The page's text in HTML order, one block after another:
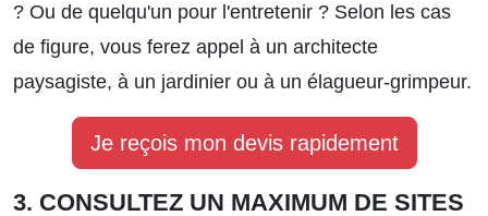
? Ou de quelqu'un pour l'entretenir ? Selon les cas
de figure, vous ferez appel à un architecte
paysagiste, à un jardinier ou à un élagueur-grimpeur.
Je reçois mon devis rapidement
3. CONSULTEZ UN MAXIMUM DE SITES